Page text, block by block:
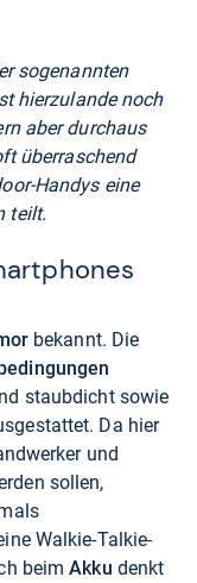
sogenannten
hierzulande noch
aber durchaus
überraschend
Handys eine
teilt.
bekannt. Die
staubdicht sowie
Da hier
und
sollen,
Walkie-Talkie-
beimAkku denkt